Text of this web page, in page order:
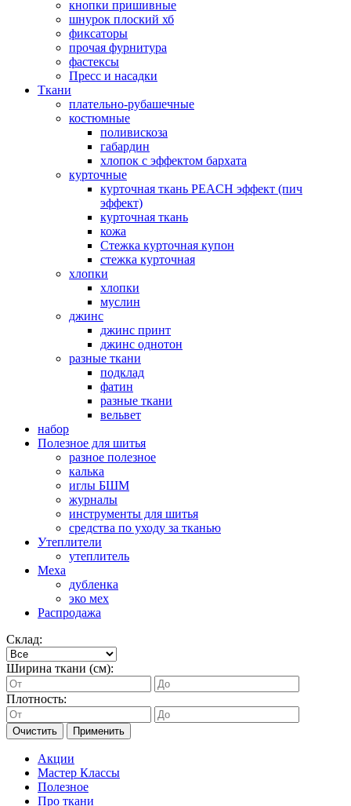
кнопки пришивные
шнурок плоский хб
фиксаторы
прочая фурнитура
фастексы
Пресс и насадки
Ткани
плательно-рубашечные
костюмные
поливискоза
габардин
хлопок с эффектом бархата
курточные
курточная ткань PEACH эффект (пич
эффект)
курточная ткань
кожа
Стежка курточная купон
стежка курточная
хлопки
хлопки
муслин
джинс
джинс принт
джинс однотон
разные ткани
подклад
фатин
разные ткани
вельвет
набор
Полезное для шитья
разное полезное
калька
иглы БШМ
журналы
инструменты для шитья
средства по уходу за тканью
Утеплители
утеплитель
Меха
дубленка
эко мех
Распродажа
Склад:
Ширина ткани (см):
Плотность:
Очистить Применить
Акции
Мастер Классы
Полезное
Про ткани